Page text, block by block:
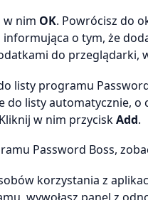
w nim OK. Powrócisz do
o tym, że
do przeglądarki,
listy programu
do listy automatycznie,
w nim przyciskAdd.
Password Boss,
korzystania z
wywołasz panel z